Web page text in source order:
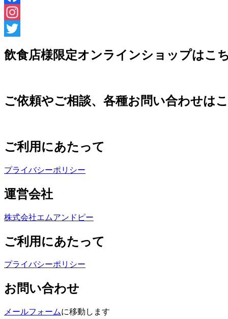
Facebook
Instagram
飲食店様限定オンラインショップはこ
ご依頼やご相談、各種お問い合わせは
ご利用にあたって
プライバシーポリシー
運営会社
株式会社エムアンドピー
ご利用にあたって
プライバシーポリシー
お問い合わせ
メールフォームに移動します